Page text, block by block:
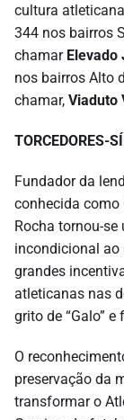
cultura
344 nos bairros
chamar Elevado
nos bairros Alto
chamar, Viaduto
TORCEDORES-
Fundador da
conhecida como
Rocha tornou-
incondicional ao
grandes
atleticanas nas
grito de “Galo”
O
preservação da
transformar o